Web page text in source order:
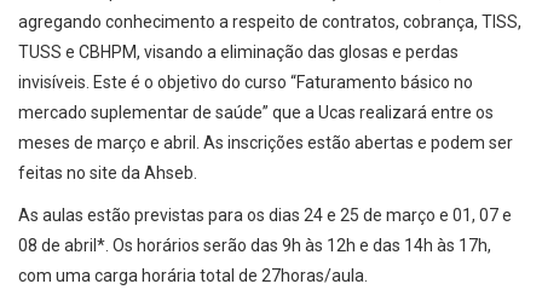
agregando conhecimento a respeito de contratos, cobrança, TISS,
TUSS e CBHPM, visando a eliminação das glosas e perdas
invisíveis. Este é o objetivo do curso “Faturamento básico no
mercado suplementar de saúde” que a Ucas realizará entre os
meses de março e abril. As inscrições estão abertas e podem ser
feitas no site da Ahseb.
As aulas estão previstas para os dias 24 e 25 de março e 01, 07 e
08 de abril*. Os horários serão das 9h às 12h e das 14h às 17h,
com uma carga horária total de 27horas/aula.